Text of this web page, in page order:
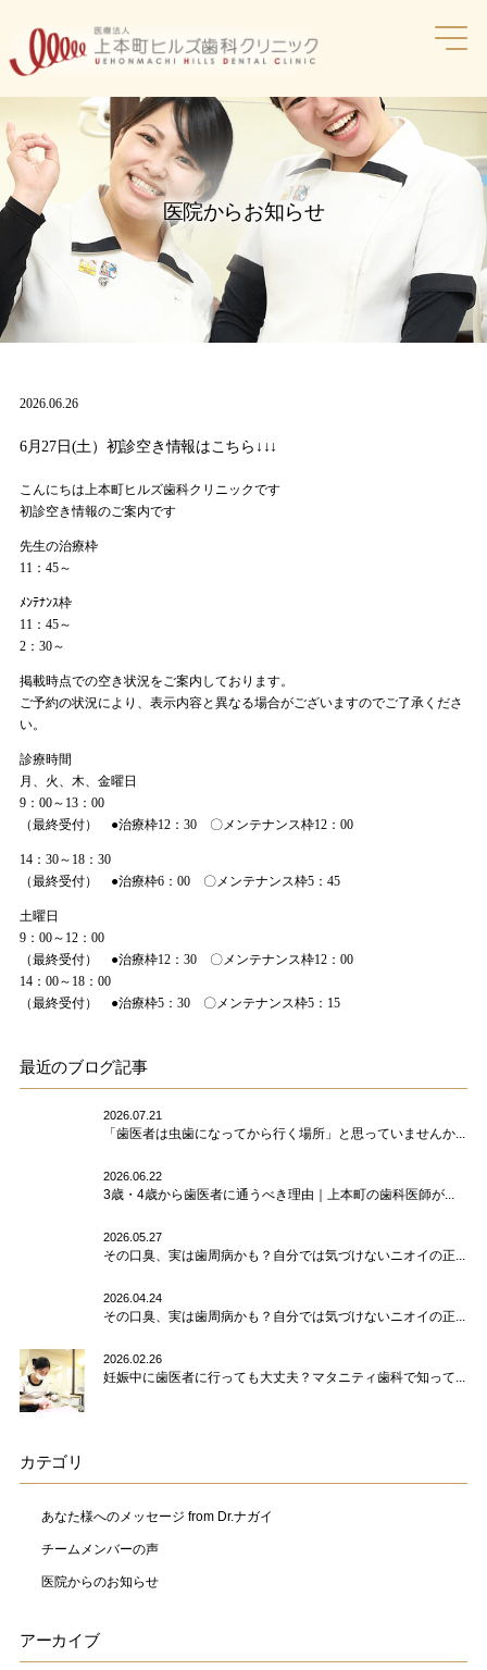
テ
ツ
へ
ス
キ
ッ
プ
医院からお知らせ
2026.06.26
6月27日(土）初診空き情報はこちら↓↓↓
こんにちは上本町ヒルズ歯科クリニックです
初診空き情報のご案内です
先生の治療枠
11：45～
ﾒﾝﾃﾅﾝｽ枠
11：45～
2：30～
掲載時点での空き状況をご案内しております。
ご予約の状況により、表示内容と異なる場合がございますのでご了承くださ
い。
診療時間
月、火、木、金曜日
9：00～13：00
（最終受付） ●治療枠12：30 〇メンテナンス枠12：00
14：30～18：30
（最終受付） ●治療枠6：00 〇メンテナンス枠5：45
土曜日
9：00～12：00
（最終受付） ●治療枠12：30 〇メンテナンス枠12：00
14：00～18：00
（最終受付） ●治療枠5：30 〇メンテナンス枠5：15
最近のブログ記事
2026.07.21
「歯医者は虫歯になってから行く場所」と思っていませんか...
2026.06.22
3歳・4歳から歯医者に通うべき理由｜上本町の歯科医師が...
2026.05.27
その口臭、実は歯周病かも？自分では気づけないニオイの正...
2026.04.24
その口臭、実は歯周病かも？自分では気づけないニオイの正...
2026.02.26
妊娠中に歯医者に行っても大丈夫？マタニティ歯科で知って...
カテゴリ
あなた様へのメッセージ from Dr.ナガイ
チームメンバーの声
医院からのお知らせ
アーカイブ